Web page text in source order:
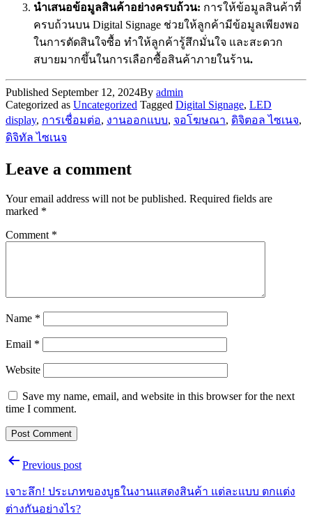
นำเสนอข้อมูลสินค้าอย่างครบถ้วน: การให้ข้อมูลสินค้าที่
ครบถ้วนบน Digital Signage ช่วยให้ลูกค้ามีข้อมูลเพียงพอ
ในการตัดสินใจซื้อ ทำให้ลูกค้ารู้สึกมั่นใจ และสะดวก
สบายมากขึ้นในการเลือกซื้อสินค้าภายในร้าน.
Published September 12, 2024By admin
Categorized as Uncategorized Tagged Digital Signage, LED
display, การเชื่อมต่อ, งานออกแบบ, จอโฆษณา, ดิจิตอล ไซเนจ,
ดิจิทัล ไซเนจ
Leave a comment
Your email address will not be published. Required fields are
marked *
Comment *
Name *
Email *
Website
Save my name, email, and website in this browser for the next
time I comment.
PostPrevious post
เจาะลึก! ประเภทของบูธในงานแสดงสินค้า แต่ละแบบ ตกแต่ง
ต่างกันอย่างไร?